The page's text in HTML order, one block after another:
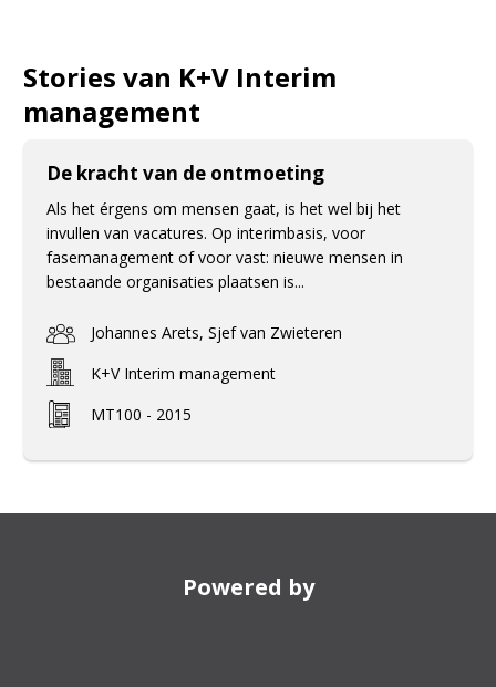
Stories van K+V Interim
management
De kracht van de ontmoeting
Als het érgens om mensen gaat, is het wel bij het
invullen van vacatures. Op interimbasis, voor
fasemanagement of voor vast: nieuwe mensen in
bestaande organisaties plaatsen is...
Johannes Arets, Sjef van Zwieteren
K+V Interim management
MT100 - 2015
Powered by